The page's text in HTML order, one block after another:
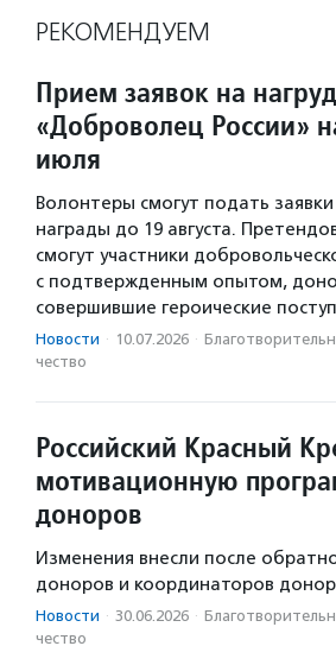
РЕКОМЕНДУЕМ
Прием заявок на
«Доброволец России»
июля
Волонтеры смогут подать
награды до 19 августа.
смогут участники
с подтвержденным опытом,
совершившие героические
Новости · 10.07.2026 ·
чест­во
Российский Красный
мотивационную
доноров
Изменения внесли после
доноров и координаторов
Новости · 30.06.2026 ·
чест­во